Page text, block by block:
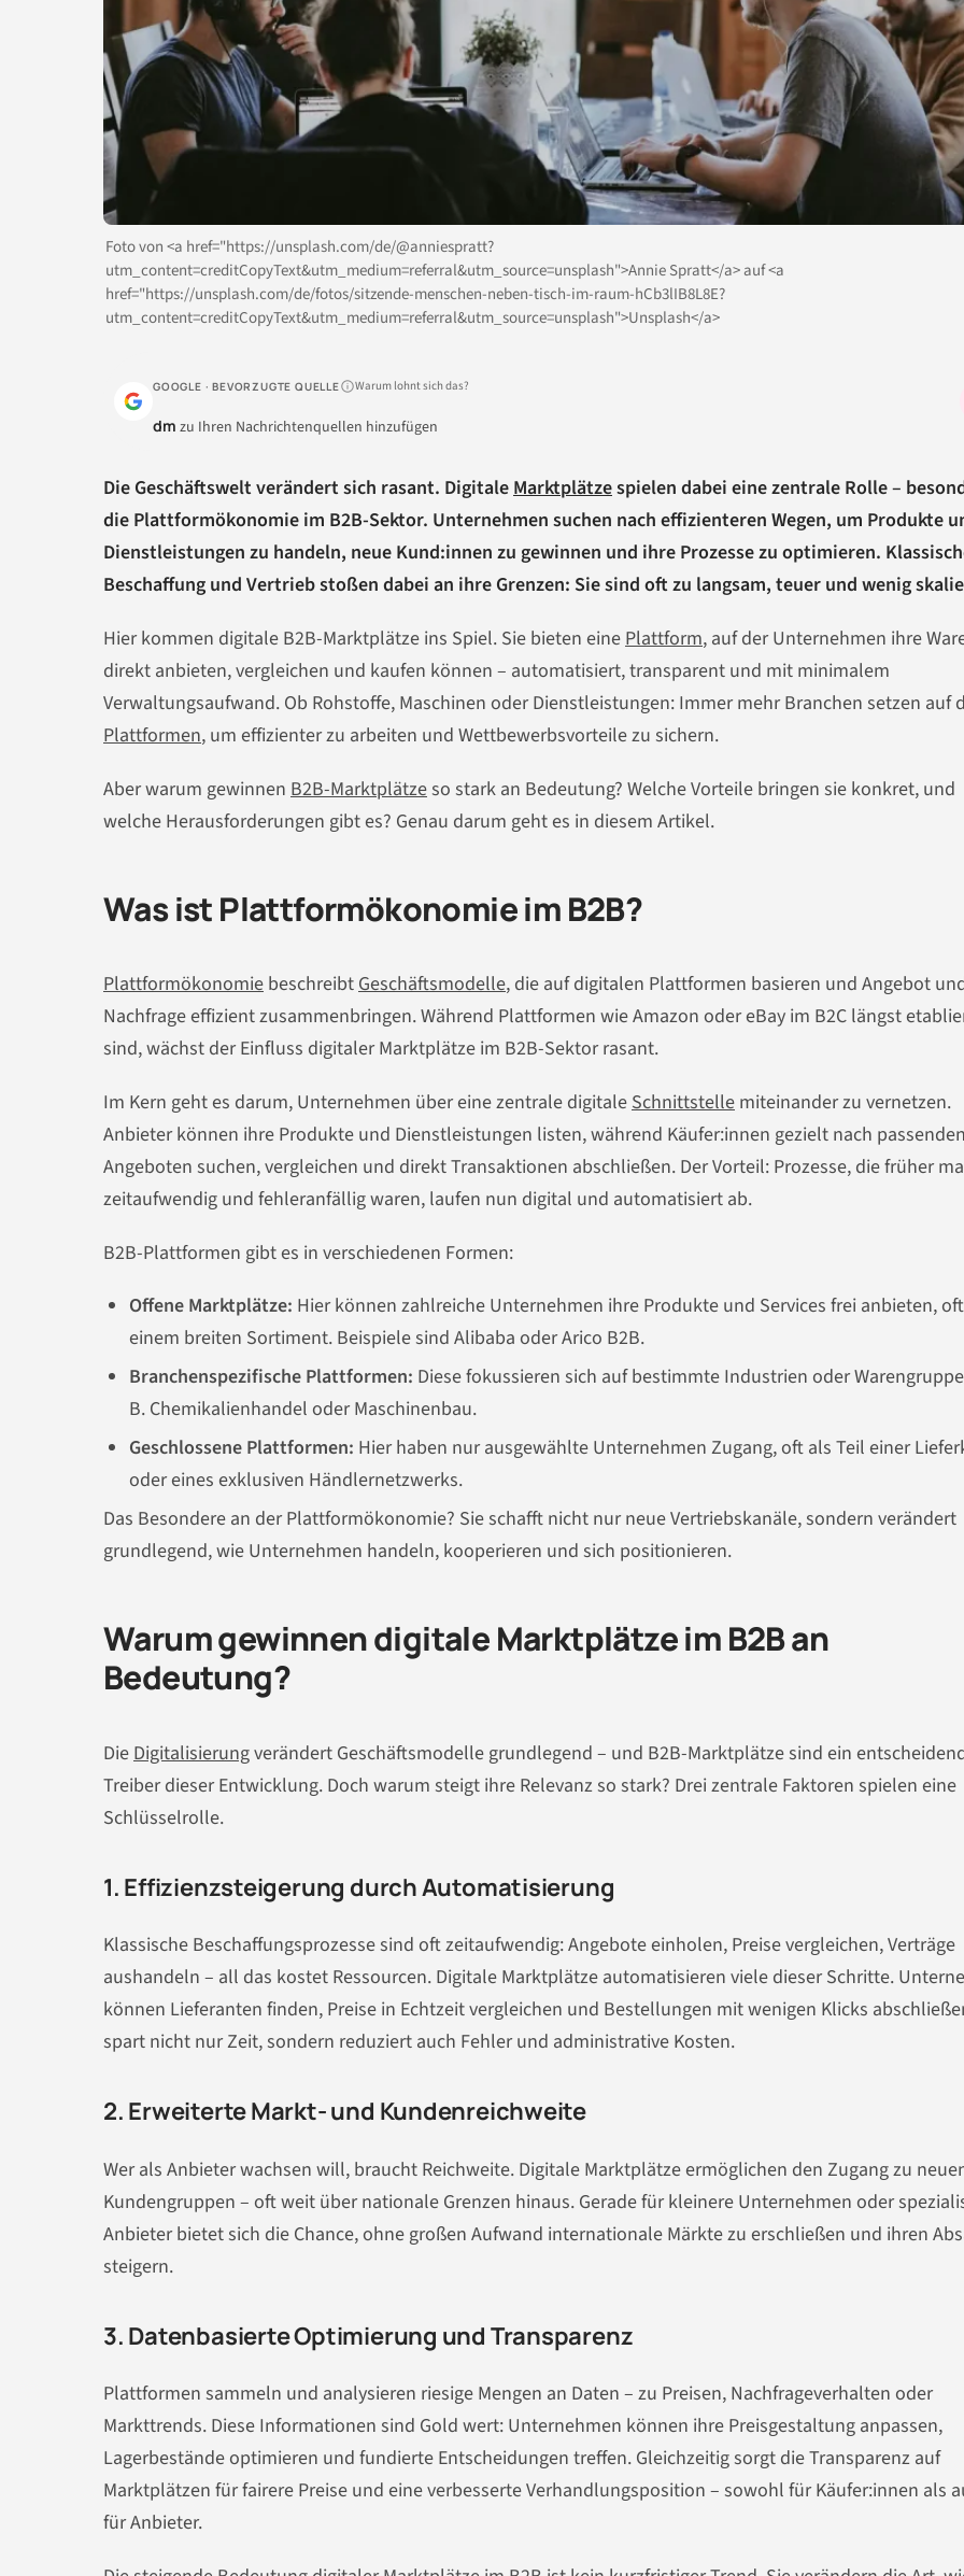
Foto von <a href="https://unsplash.com/de/@anniespratt?
utm_content=creditCopyText&utm_medium=referral&utm_source=unsplash">Annie Spratt</a> auf <a
href="https://unsplash.com/de/fotos/sitzende-menschen-neben-tisch-im-raum-hCb3lIB8L8E?
utm_content=creditCopyText&utm_medium=referral&utm_source=unsplash">Unsplash</a>
GOOGLE · BEVORZUGTE QUELLE Warum lohnt sich das?
dm zu Ihren Nachrichtenquellen hinzufügen
Die Geschäftswelt verändert sich rasant. Digitale Marktplätzespielen dabei eine zentrale Rolle –
die Plattformökonomie im B2B-Sektor. Unternehmen suchen nach effizienteren Wegen, um Produkte
Dienstleistungen zu handeln, neue Kund:innen zu gewinnen und ihre Prozesse zu optimieren.
Beschaffung und Vertrieb stoßen dabei an ihre Grenzen: Sie sind oft zu langsam, teuer und wenig
Hier kommen digitale B2B-Marktplätze ins Spiel. Sie bieten eine Plattform, auf der Unternehmen ihre
direkt anbieten, vergleichen und kaufen können – automatisiert, transparent und mit minimalem
Verwaltungsaufwand. Ob Rohstoffe, Maschinen oder Dienstleistungen: Immer mehr Branchen setzen auf
Plattformen, um effizienter zu arbeiten und Wettbewerbsvorteile zu sichern.
Aber warum gewinnen B2B-Marktplätzeso stark an Bedeutung? Welche Vorteile bringen sie konkret, und
welche Herausforderungen gibt es? Genau darum geht es in diesem Artikel.
Was ist Plattformökonomie im B2B?
Plattformökonomie beschreibtGeschäftsmodelle, die auf digitalen Plattformen basieren und Angebot
Nachfrage effizient zusammenbringen. Während Plattformen wie Amazon oder eBay im B2C längst
sind, wächst der Einfluss digitaler Marktplätze im B2B-Sektor rasant.
Im Kern geht es darum, Unternehmen über eine zentrale digitale Schnittstelle miteinander zu vernetzen.
Anbieter können ihre Produkte und Dienstleistungen listen, während Käufer:innen gezielt nach passenden
Angeboten suchen, vergleichen und direkt Transaktionen abschließen. Der Vorteil: Prozesse, die früher
zeitaufwendig und fehleranfällig waren, laufen nun digital und automatisiert ab.
B2B-Plattformen gibt es in verschiedenen Formen:
Offene Marktplätze: Hier können zahlreiche Unternehmen ihre Produkte und Services frei anbieten,
einem breiten Sortiment. Beispiele sind Alibaba oder Arico B2B.
Branchenspezifische Plattformen: Diese fokussieren sich auf bestimmte Industrien oder
B. Chemikalienhandel oder Maschinenbau.
Geschlossene Plattformen: Hier haben nur ausgewählte Unternehmen Zugang, oft als Teil einer
oder eines exklusiven Händlernetzwerks.
Das Besondere an der Plattformökonomie? Sie schafft nicht nur neue Vertriebskanäle, sondern verändert
grundlegend, wie Unternehmen handeln, kooperieren und sich positionieren.
Warum gewinnen digitale Marktplätze im B2B an
Bedeutung?
Die Digitalisierungverändert Geschäftsmodelle grundlegend – und B2B-Marktplätze sind ein
Treiber dieser Entwicklung. Doch warum steigt ihre Relevanz so stark? Drei zentrale Faktoren spielen eine
Schlüsselrolle.
1. Effizienzsteigerung durch Automatisierung
Klassische Beschaffungsprozesse sind oft zeitaufwendig: Angebote einholen, Preise vergleichen, Verträge
aushandeln – all das kostet Ressourcen. Digitale Marktplätze automatisieren viele dieser Schritte.
können Lieferanten finden, Preise in Echtzeit vergleichen und Bestellungen mit wenigen Klicks
spart nicht nur Zeit, sondern reduziert auch Fehler und administrative Kosten.
2. Erweiterte Markt- und Kundenreichweite
Wer als Anbieter wachsen will, braucht Reichweite. Digitale Marktplätze ermöglichen den Zugang zu
Kundengruppen – oft weit über nationale Grenzen hinaus. Gerade für kleinere Unternehmen oder
Anbieter bietet sich die Chance, ohne großen Aufwand internationale Märkte zu erschließen und ihren
steigern.
3. Datenbasierte Optimierung und Transparenz
Plattformen sammeln und analysieren riesige Mengen an Daten – zu Preisen, Nachfrageverhalten oder
Markttrends. Diese Informationen sind Gold wert: Unternehmen können ihre Preisgestaltung anpassen,
Lagerbestände optimieren und fundierte Entscheidungen treffen. Gleichzeitig sorgt die Transparenz auf
Marktplätzen für fairere Preise und eine verbesserte Verhandlungsposition – sowohl für Käufer:innen als
für Anbieter.